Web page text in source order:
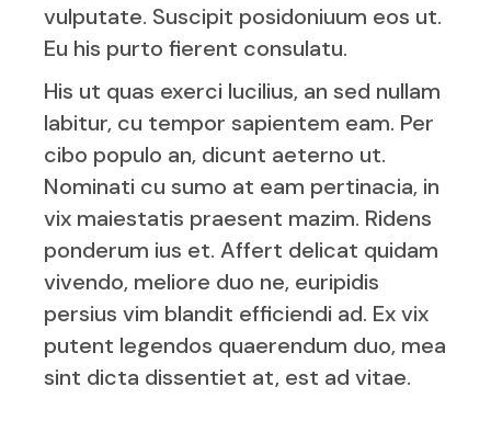
vulputate. Suscipit posidoniuum eos ut.
Eu his purto fierent consulatu.
His ut quas exerci lucilius, an sed nullam
labitur, cu tempor sapientem eam. Per
cibo populo an, dicunt aeterno ut.
Nominati cu sumo at eam pertinacia, in
vix maiestatis praesent mazim. Ridens
ponderum ius et. Affert delicat quidam
vivendo, meliore duo ne, euripidis
persius vim blandit efficiendi ad. Ex vix
putent legendos quaerendum duo, mea
sint dicta dissentiet at, est ad vitae.